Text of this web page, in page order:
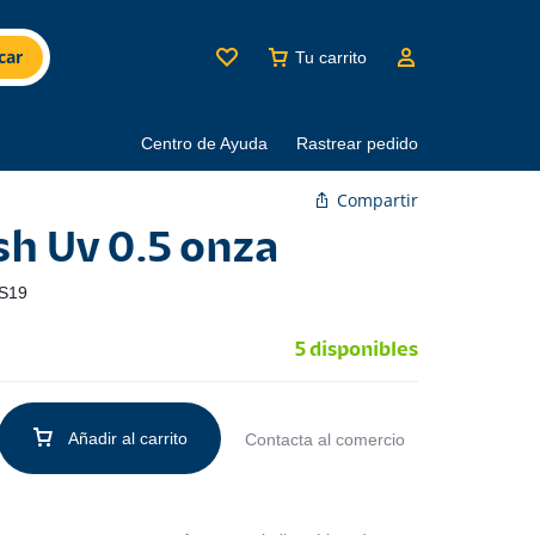
Tu carrito
Centro de Ayuda Rastrear pedido
Compartir
Uv 0.5 onza
5 disponibles
Añadir al carrito Contacta al comercio